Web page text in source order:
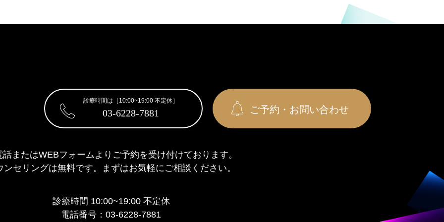
診療時間は［10:00~19:00 不定休］
03-6228-7881 ご予約・お問い合わせ
話またはWEBフォームより ご予約を受け付けております。
ンセリングは無料です。
まずはお気軽にご相談ください。
診療時間 10:00~19:00 不定休
電話番号：03-6228-7881